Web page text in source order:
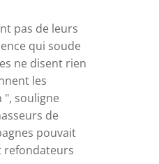
pas de leurs
qui soude
ne disent rien
les
souligne
de
pouvait
refondateurs